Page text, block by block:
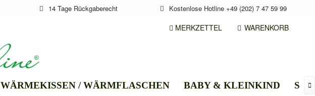
14 Tage Rückgaberecht Kostenlose Hotline +49 (202) 7 47 59 99
WARENKORB
MERKZETTEL
WÄRMEKISSEN / WÄRMFLASCHEN BABY & KLEINKIND 